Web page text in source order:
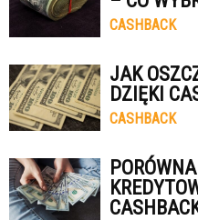
CASHBACK
JAK
DZIĘKI
CASHBACK